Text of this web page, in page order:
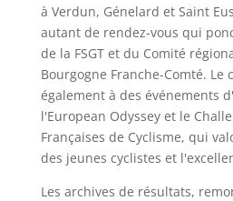
à Verdun, Génelard et Saint
autant de rendez-vous qui
de la FSGT et du Comité
Bourgogne Franche-Comté. Le
également à des événements
l'European Odyssey et le
Françaises de Cyclisme, qui
des jeunes cyclistes et
Les archives de résultats,